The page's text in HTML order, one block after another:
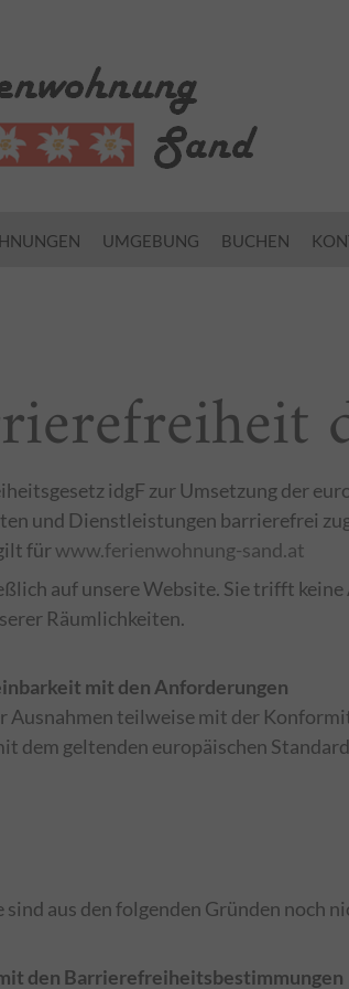
UMGEBUNG BUCHEN
idgF zur Umsetzung der
und Dienstleistungen barrierefrei
fürwww.ferienwohnung-sand.at
auf unsere Website. Sie trifft
Räumlichkeiten.
mit den Anforderungen
Ausnahmen teilweise mit der
dem geltenden europäischen
aus den folgenden Gründen noch
den Barrierefreiheitsbestimmungen